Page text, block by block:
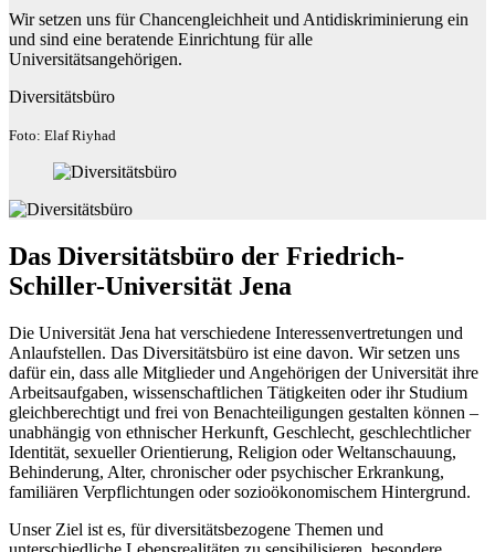
Wir setzen uns für Chancengleichheit und Antidiskriminierung ein
und sind eine beratende Einrichtung für alle
Universitätsangehörigen.
Diversitätsbüro
Foto: Elaf Riyhad
Das Diversitätsbüro der Friedrich-
Schiller-Universität Jena
Die Universität Jena hat verschiedene Interessenvertretungen und
Anlaufstellen. Das Diversitätsbüro ist eine davon. Wir setzen uns
dafür ein, dass alle Mitglieder und Angehörigen der Universität ihre
Arbeitsaufgaben, wissenschaftlichen Tätigkeiten oder ihr Studium
gleichberechtigt und frei von Benachteiligungen gestalten können –
unabhängig von ethnischer Herkunft, Geschlecht, geschlechtlicher
Identität, sexueller Orientierung, Religion oder Weltanschauung,
Behinderung, Alter, chronischer oder psychischer Erkrankung,
familiären Verpflichtungen oder sozioökonomischem Hintergrund.
Unser Ziel ist es, für diversitätsbezogene Themen und